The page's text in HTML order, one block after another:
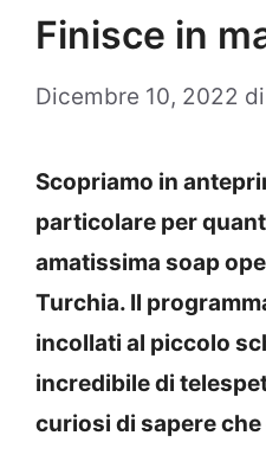
Finisce in
Dicembre 10, 2022 di
Scopriamo in
particolare per
amatissima soap
Turchia. Il
incollati al piccolo
incredibile di
curiosi di sapere